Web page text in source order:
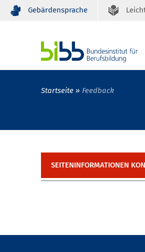
Gebärdensprache
Startseite Feedback
SEITENINFORMATIONEN